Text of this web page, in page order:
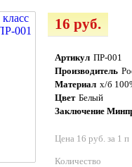
16 руб.
Артикул ПР-001
Производитель
Материал х/б
Цвет Белый
Заключение
Цена 16 руб. за 1 п
Количество